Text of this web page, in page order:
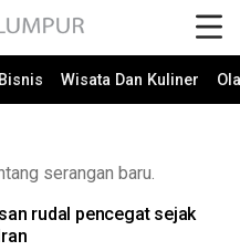
Wisata Dan Kuliner
serangan baru.
rudal pencegat sejak